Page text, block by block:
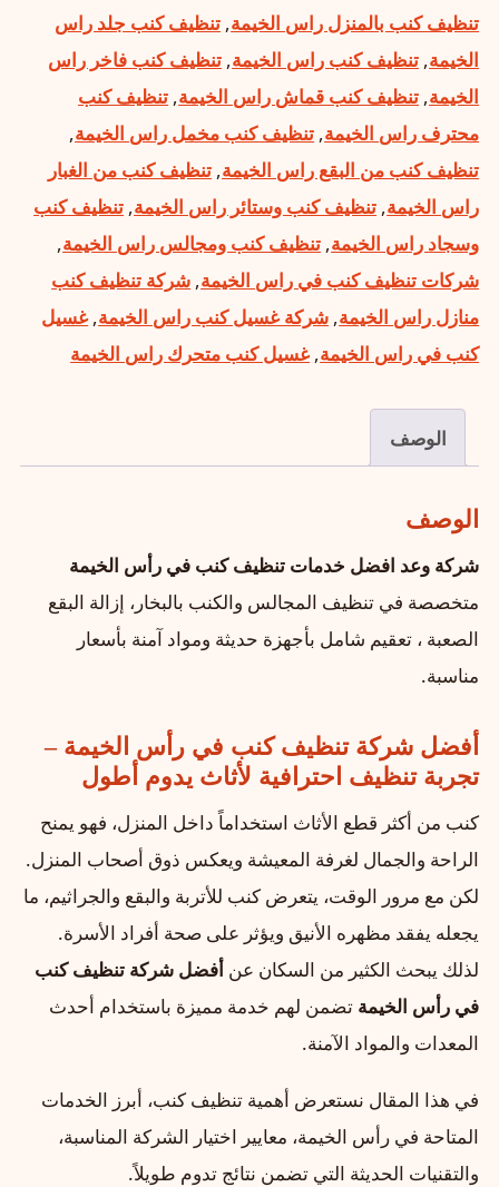
تنظيف كنب بالمنزل راس الخيمة, تنظيف كنب جلد راس
الخيمة, تنظيف كنب راس الخيمة, تنظيف كنب فاخر راس
الخيمة, تنظيف كنب قماش راس الخيمة, تنظيف كنب
محترف راس الخيمة, تنظيف كنب مخمل راس الخيمة,
تنظيف كنب من البقع راس الخيمة, تنظيف كنب من الغبار
راس الخيمة, تنظيف كنب وستائر راس الخيمة, تنظيف كنب
وسجاد راس الخيمة, تنظيف كنب ومجالس راس الخيمة,
شركات تنظيف كنب في راس الخيمة, شركة تنظيف كنب
منازل راس الخيمة, شركة غسيل كنب راس الخيمة,غسيل
كنب في راس الخيمة,غسيل كنب متحرك راس الخيمة
الوصف
الوصف
شركة وعد افضل خدمات تنظيف كنب في رأس الخيمة
متخصصة في تنظيف المجالس والكنب بالبخار، إزالة البقع
الصعبة ، تعقيم شامل بأجهزة حديثة ومواد آمنة بأسعار
مناسبة.
أفضل شركة تنظيف كنب في رأس الخيمة –
تجربة تنظيف احترافية لأثاث يدوم أطول
كنب من أكثر قطع الأثاث استخداماً داخل المنزل، فهو يمنح
الراحة والجمال لغرفة المعيشة ويعكس ذوق أصحاب المنزل.
لكن مع مرور الوقت، يتعرض كنب للأتربة والبقع والجراثيم، ما
يجعله يفقد مظهره الأنيق ويؤثر على صحة أفراد الأسرة.
لذلك يبحث الكثير من السكان عن أفضل شركة تنظيف كنب
في رأس الخيمة تضمن لهم خدمة مميزة باستخدام أحدث
المعدات والمواد الآمنة.
في هذا المقال نستعرض أهمية تنظيف كنب، أبرز الخدمات
المتاحة في رأس الخيمة، معايير اختيار الشركة المناسبة،
والتقنيات الحديثة التي تضمن نتائج تدوم طويلاً.